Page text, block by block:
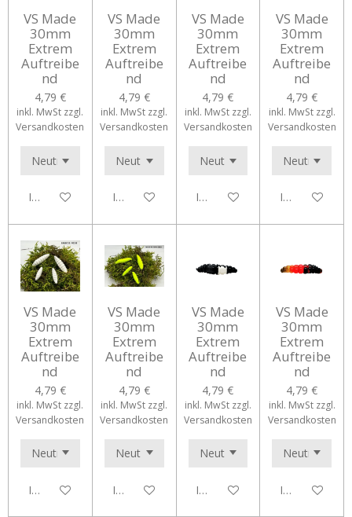
VS Made
30mm
Extrem
Auftreibe
nd
4,79 €
inkl. MwSt zzgl.
Versandkosten
In den Warenkorb
VS Made
30mm
Extrem
Auftreibe
nd
4,79 €
inkl. MwSt zzgl.
Versandkosten
In den Warenkorb
VS Made
30mm
Extrem
Auftreibe
nd
4,79 €
inkl. MwSt zzgl.
Versandkosten
In den Warenkorb
VS Made
30mm
Extrem
Auftreibe
nd
4,79 €
inkl. MwSt zzgl.
Versandkosten
In den
VS Made
30mm
Extrem
Auftreibe
nd
4,79 €
inkl. MwSt zzgl.
Versandkosten
In den Warenkorb
VS Made
30mm
Extrem
Auftreibe
nd
4,79 €
inkl. MwSt zzgl.
Versandkosten
In den Warenkorb
VS Made
30mm
Extrem
Auftreibe
nd
4,79 €
inkl. MwSt zzgl.
Versandkosten
In den Warenkorb
VS Made
30mm
Extrem
Auftreibe
nd
4,79 €
inkl. MwSt zzgl.
Versandkosten
In den